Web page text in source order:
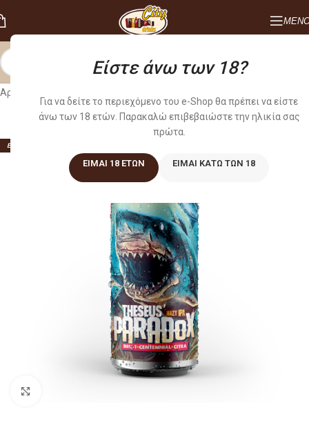
Είστε άνω των 18?
Για να δείτε το περιεχόμενο του e-Shop θα πρέπει να είστε
άνω των 18 ετών. Παρακαλώ επιβεβαιώστε την ηλικία σας
πρώτα.
ΕΊΜΑΙ 18 ΕΤΏΝ ΕΊΜΑΙ ΚΆΤΩ ΤΩΝ 18
Αρχική σελίδα
ΕΞΑΝΤΛΗΜΕΝO